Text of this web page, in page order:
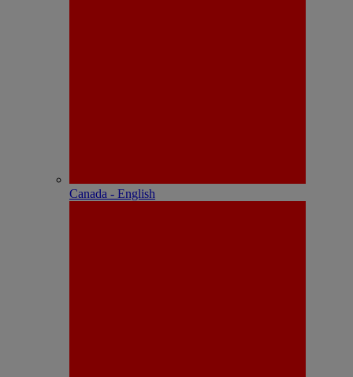
Canada - English